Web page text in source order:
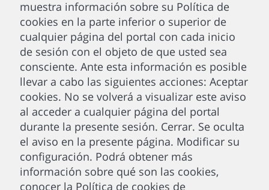
muestra información sobre su Política de
cookies en la parte inferior o superior de
cualquier página del portal con cada inicio
de sesión con el objeto de que usted sea
consciente. Ante esta información es posible
llevar a cabo las siguientes acciones: Aceptar
cookies. No se volverá a visualizar este aviso
al acceder a cualquier página del portal
durante la presente sesión. Cerrar. Se oculta
el aviso en la presente página. Modificar su
configuración. Podrá obtener más
información sobre qué son las cookies,
conocer la Política de cookies de